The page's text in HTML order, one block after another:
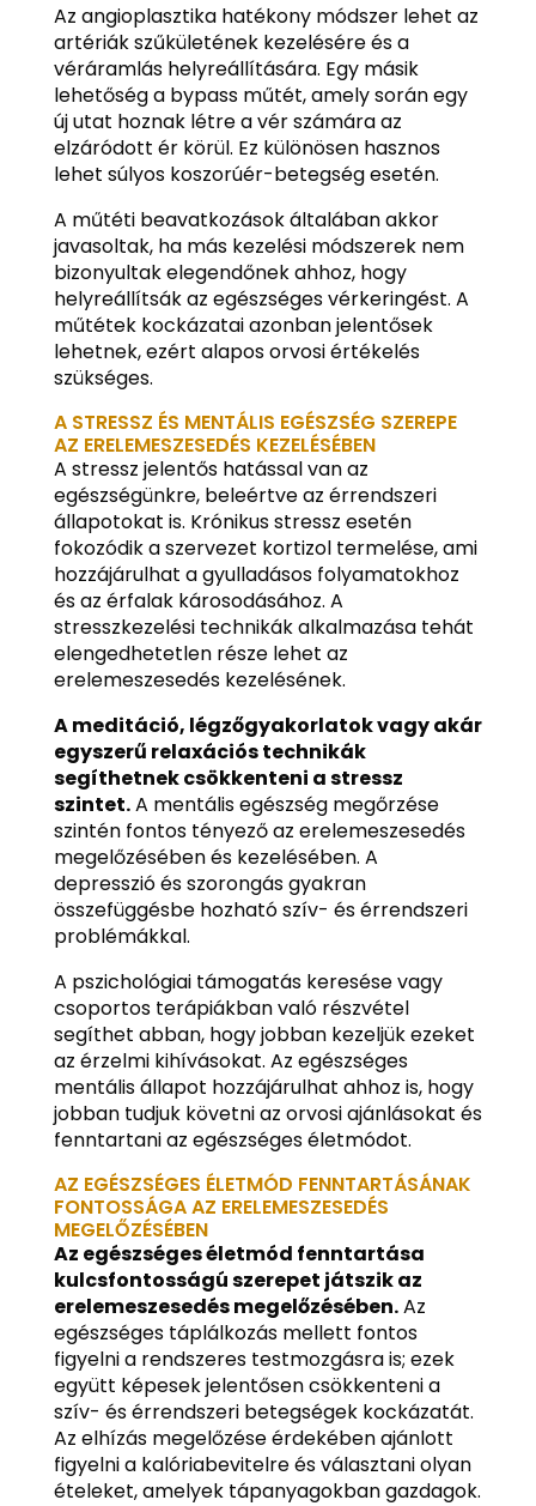
Az angioplasztika hatékony módszer lehet az
artériák szűkületének kezelésére és a
véráramlás helyreállítására. Egy másik
lehetőség a bypass műtét, amely során egy
új utat hoznak létre a vér számára az
elzáródott ér körül. Ez különösen hasznos
lehet súlyos koszorúér-betegség esetén.
A műtéti beavatkozások általában akkor
javasoltak, ha más kezelési módszerek nem
bizonyultak elegendőnek ahhoz, hogy
helyreállítsák az egészséges vérkeringést. A
műtétek kockázatai azonban jelentősek
lehetnek, ezért alapos orvosi értékelés
szükséges.
A STRESSZ ÉS MENTÁLIS EGÉSZSÉG SZEREPE
AZ ERELEMESZESEDÉS KEZELÉSÉBEN
A stressz jelentős hatással van az
egészségünkre, beleértve az érrendszeri
állapotokat is. Krónikus stressz esetén
fokozódik a szervezet kortizol termelése, ami
hozzájárulhat a gyulladásos folyamatokhoz
és az érfalak károsodásához. A
stresszkezelési technikák alkalmazása tehát
elengedhetetlen része lehet az
erelemeszesedés kezelésének.
A meditáció, légzőgyakorlatok vagy akár
egyszerű relaxációs technikák
segíthetnek csökkenteni a stressz
szintet.A mentális egészség megőrzése
szintén fontos tényező az erelemeszesedés
megelőzésében és kezelésében. A
depresszió és szorongás gyakran
összefüggésbe hozható szív- és érrendszeri
problémákkal.
A pszichológiai támogatás keresése vagy
csoportos terápiákban való részvétel
segíthet abban, hogy jobban kezeljük ezeket
az érzelmi kihívásokat. Az egészséges
mentális állapot hozzájárulhat ahhoz is, hogy
jobban tudjuk követni az orvosi ajánlásokat és
fenntartani az egészséges életmódot.
AZ EGÉSZSÉGES ÉLETMÓD FENNTARTÁSÁNAK
FONTOSSÁGA AZ ERELEMESZESEDÉS
MEGELŐZÉSÉBEN
Az egészséges életmód fenntartása
kulcsfontosságú szerepet játszik az
erelemeszesedés megelőzésében.Az
egészséges táplálkozás mellett fontos
figyelni a rendszeres testmozgásra is; ezek
együtt képesek jelentősen csökkenteni a
szív- és érrendszeri betegségek kockázatát.
Az elhízás megelőzése érdekében ajánlott
figyelni a kalóriabevitelre és választani olyan
ételeket, amelyek tápanyagokban gazdagok.